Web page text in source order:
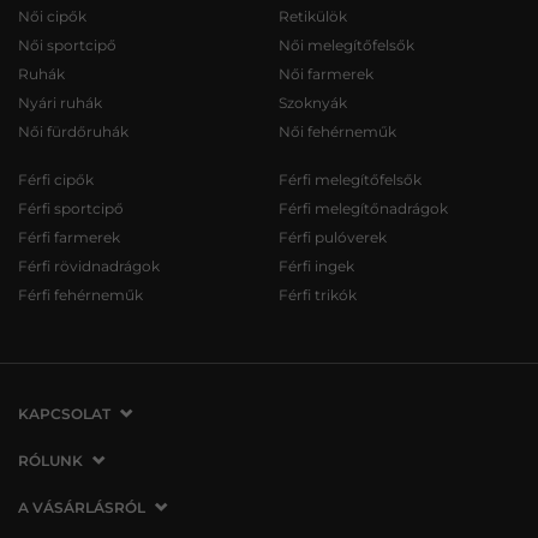
Női cipők
Női sportcipő
Ruhák
Nyári ruhák
Női fürdőruhák
Retikülök
Női melegítőfelsők
Női farmerek
Szoknyák
Női fehérneműk
Férfi cipők
Férfi sportcipő
Férfi farmerek
Férfi rövidnadrágok
Férfi fehérneműk
Férfi melegítőfelsők
Férfi melegítőnadrágok
Férfi pulóverek
Férfi ingek
Férfi trikók
KAPCSOLAT
VERMONT Services Slovakia s. r. o.
821 07 Bratislava
RÓLUNK
Cégünkről
A VÁSÁRLÁSRÓL